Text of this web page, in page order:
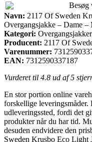
Besøg
Navn: 2117 Of Sweden
Overgangsjakke – Dame –
Kategori: Overgangsjakker
Producent: 2117 Of
Varenummer:
EAN: 7312590337187
Vurderet til 4.8 ud af 5
En stor portion online
forskellige
udleveringssted, fordi det
produkter når du har tid.
desuden endvidere den
Sweden Krusbo Eco Light